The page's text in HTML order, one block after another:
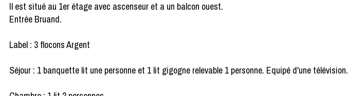
Il est situé au 1er étage avec ascenseur et a un balcon ouest.
Entrée Bruand.
Label : 3 flocons Argent
Séjour : 1 banquette lit une personne et 1 lit gigogne relevable 1 personne. Equipé d'une télévision.